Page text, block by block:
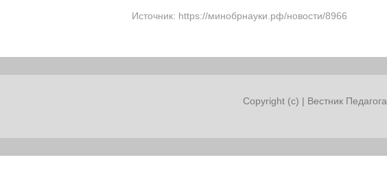
Источник: https://минобрнауки.рф/новости/8966
Copyright (c) | Вестник Педагога